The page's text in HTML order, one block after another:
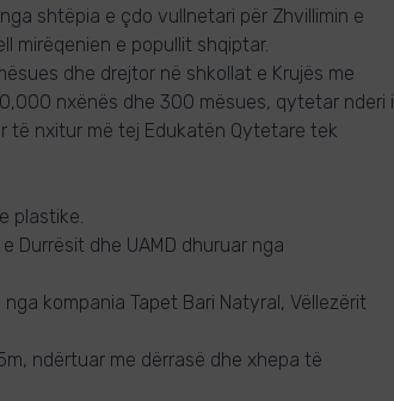
shtëpia e çdo vullnetari për Zhvillimin e
mirëqenien e popullit shqiptar.
dhe drejtor në shkollat e Krujës me
nxënës dhe 300 mësues, qytetar nderi i
të nxitur më tej Edukatën Qytetare tek
plastike.
Durrësit dhe UAMD dhuruar nga
kompania Tapet Bari Natyral, Vëllezërit
ndërtuar me dërrasë dhe xhepa të